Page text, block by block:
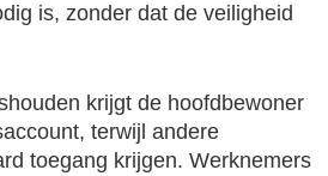
is, zonder dat de veiligheid
krijgt de hoofdbewoner
terwijl andere
toegang krijgen. Werknemers